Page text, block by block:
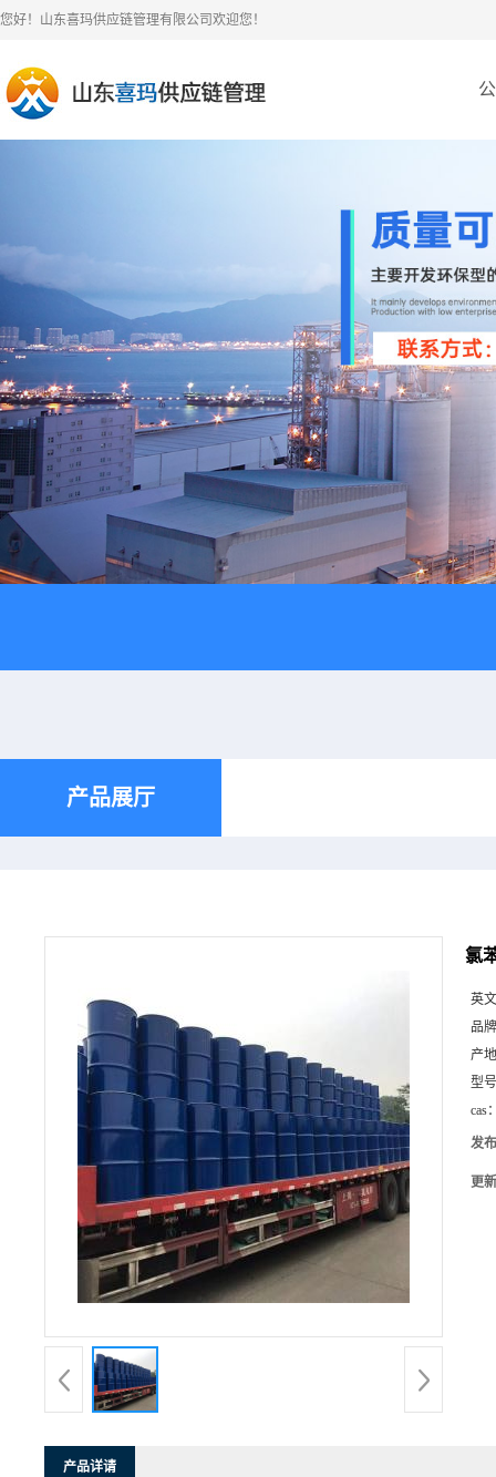
您好！山东喜玛供应链管理有限公司欢迎您！
产品展厅
氯
英
品
产
型
cas
发
更
产品详请